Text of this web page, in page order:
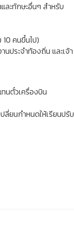
ละทักษะอื่นๆ สำหรับ
คนขึ้นไป)
นประจำท้องถิ่น และเจ้า
นตั๋วเครื่องบิน
ลี่ยนกำหนดให้เรียนปรับ